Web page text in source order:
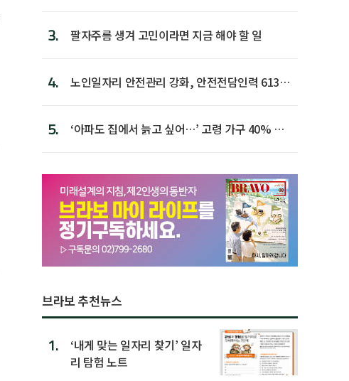
3. 팔자주름 생겨 고민이라면 지금 해야 할 일
4.
노인일자리 안전관리 강화, 안전전담인력 613명
5.
‘아파도 집에서 늙고 싶어…’ 고령 가구 40% 노
브라보 추천뉴스
1.
‘내게 맞는 일자리 찾기’ 일자
리 탐험 노트